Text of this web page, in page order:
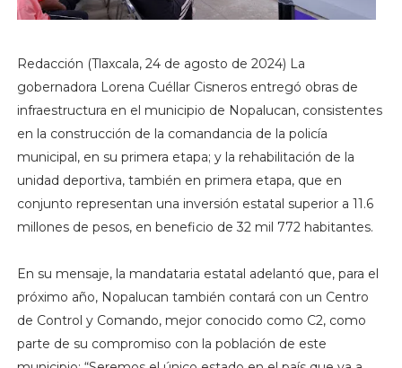
Redacción (Tlaxcala, 24 de agosto de 2024) La
gobernadora Lorena Cuéllar Cisneros entregó obras de
infraestructura en el municipio de Nopalucan, consistentes
en la construcción de la comandancia de la policía
municipal, en su primera etapa; y la rehabilitación de la
unidad deportiva, también en primera etapa, que en
conjunto representan una inversión estatal superior a 11.6
millones de pesos, en beneficio de 32 mil 772 habitantes.
En su mensaje, la mandataria estatal adelantó que, para el
próximo año, Nopalucan también contará con un Centro
de Control y Comando, mejor conocido como C2, como
parte de su compromiso con la población de este